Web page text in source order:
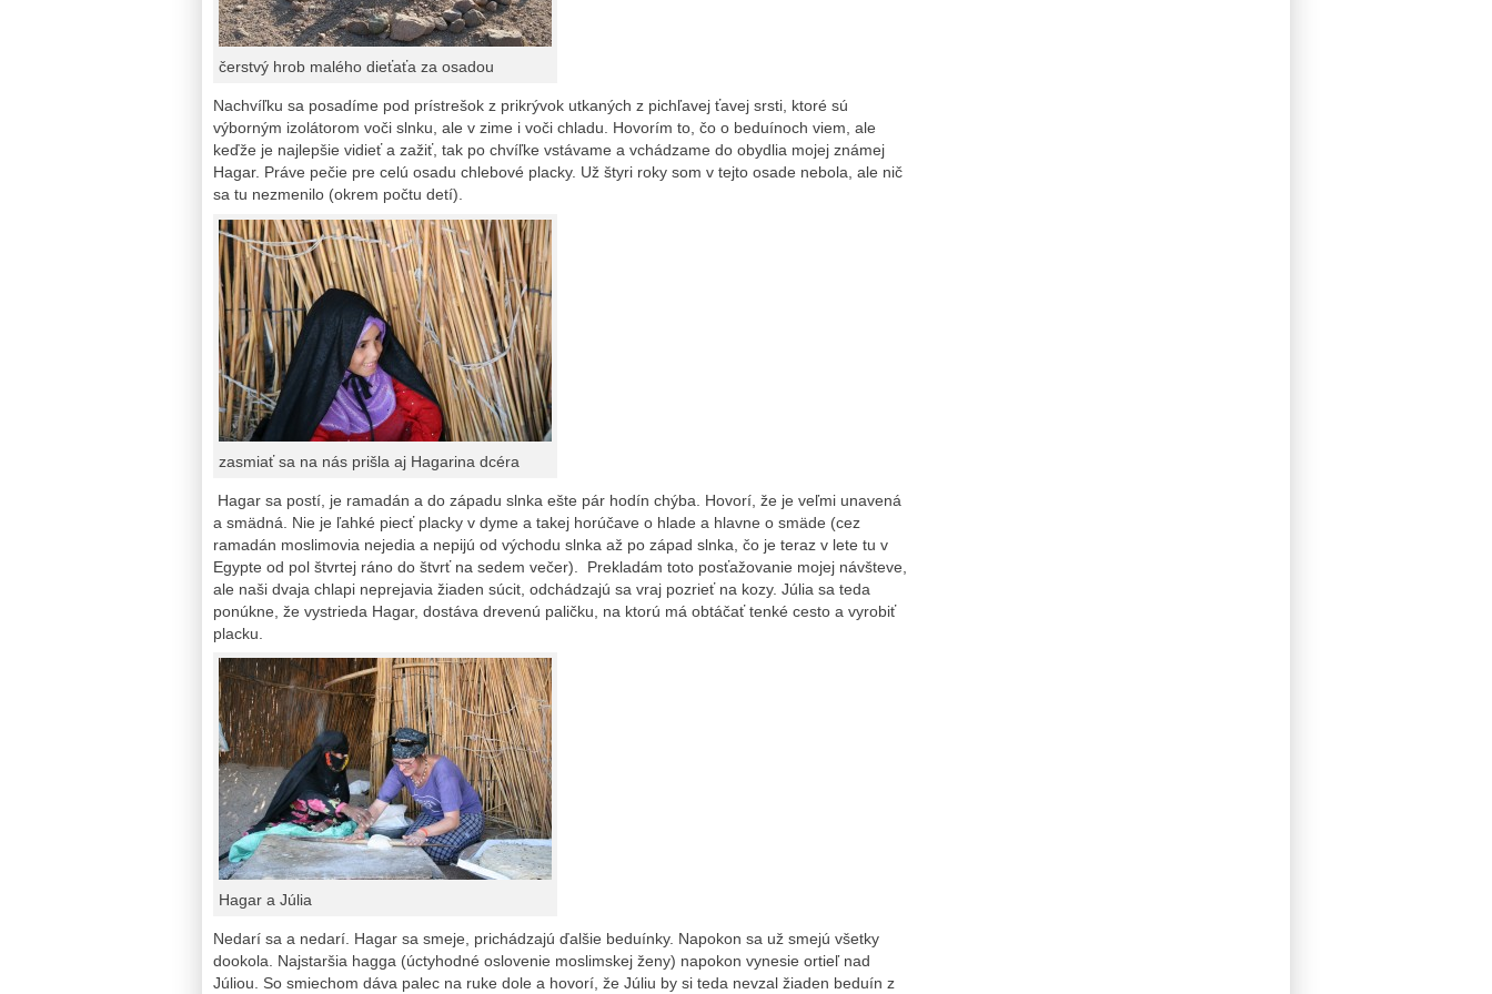
čerstvý hrob malého dieťaťa za osadou
Nachvíľku sa posadíme pod prístrešok z prikrývok utkaných z pichľavej ťavej srsti, ktoré sú
výborným izolátorom voči slnku, ale v zime i voči chladu. Hovorím to, čo o beduínoch viem, ale
keďže je najlepšie vidieť a zažiť, tak po chvíľke vstávame a vchádzame do obydlia mojej známej
Hagar. Práve pečie pre celú osadu chlebové placky. Už štyri roky som v tejto osade nebola, ale nič
sa tu nezmenilo (okrem počtu detí).
zasmiať sa na nás prišla aj Hagarina dcéra
Hagar sa postí, je ramadán a do západu slnka ešte pár hodín chýba. Hovorí, že je veľmi unavená
a smädná. Nie je ľahké piecť placky v dyme a takej horúčave o hlade a hlavne o smäde (cez
ramadán moslimovia nejedia a nepijú od východu slnka až po západ slnka, čo je teraz v lete tu v
Egypte od pol štvrtej ráno do štvrť na sedem večer). Prekladám toto posťažovanie mojej návšteve,
ale naši dvaja chlapi neprejavia žiaden súcit, odchádzajú sa vraj pozrieť na kozy. Júlia sa teda
ponúkne, že vystrieda Hagar, dostáva drevenú paličku, na ktorú má obtáčať tenké cesto a vyrobiť
placku.
Hagar a Júlia
Nedarí sa a nedarí. Hagar sa smeje, prichádzajú ďalšie beduínky. Napokon sa už smejú všetky
dookola. Najstaršia hagga (úctyhodné oslovenie moslimskej ženy) napokon vynesie ortieľ nad
Júliou. So smiechom dáva palec na ruke dole a hovorí, že Júliu by si teda nevzal žiaden beduín z